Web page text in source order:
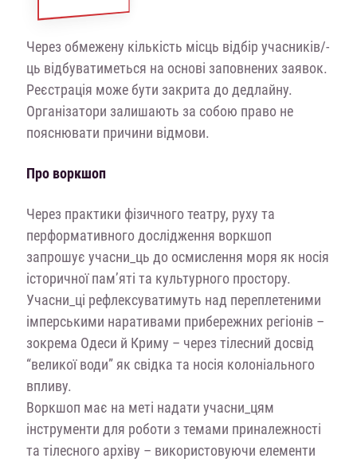
Через обмежену кількість місць відбір учасників/-
ць відбуватиметься на основі заповнених заявок.
Реєстрація може бути закрита до дедлайну.
Організатори залишають за собою право не
пояснювати причини відмови.
Про воркшоп
Через практики фізичного театру, руху та
перформативного дослідження воркшоп
запрошує учасни_ць до осмислення моря як носія
історичної пам’яті та культурного простору.
Учасни_ці рефлексуватимуть над переплетеними
імперськими наративами прибережних регіонів –
зокрема Одеси й Криму – через тілесний досвід
“великої води” як свідка та носія колоніального
впливу.
Воркшоп має на меті надати учасни_цям
інструменти для роботи з темами приналежності
та тілесного архіву – використовуючи елементи